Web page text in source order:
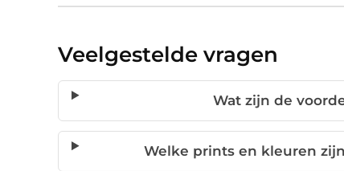
Veelgestelde vragen
Wat zijn de
Welke prints en kleuren